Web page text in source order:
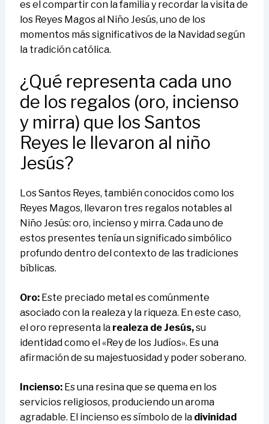
es el compartir con la familia y recordar la visita de
los Reyes Magos al Niño Jesús, uno de los
momentos más significativos de la Navidad según
la tradición católica.
¿Qué representa cada uno
de los regalos (oro, incienso
y mirra) que los Santos
Reyes le llevaron al niño
Jesús?
Los Santos Reyes, también conocidos como los
Reyes Magos, llevaron tres regalos notables al
Niño Jesús: oro, incienso y mirra. Cada uno de
estos presentes tenía un significado simbólico
profundo dentro del contexto de las tradiciones
bíblicas.
Oro:Este preciado metal es comúnmente
asociado con la realeza y la riqueza. En este caso,
el oro representa la realeza de Jesús,su
identidad como el «Rey de los Judíos». Es una
afirmación de su majestuosidad y poder soberano.
Incienso:Es una resina que se quema en los
servicios religiosos, produciendo un aroma
agradable. El incienso es símbolo de la divinidad